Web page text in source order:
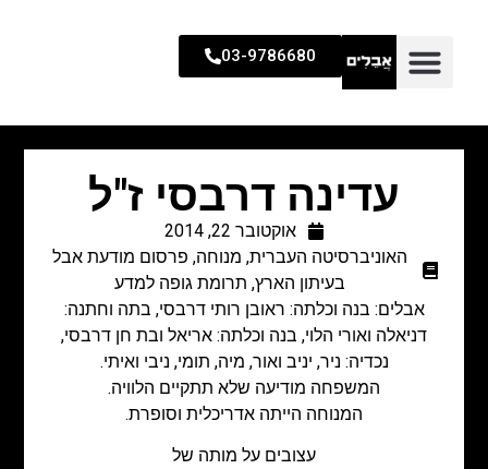
03-9786680
עדינה דרבסי ז"ל
אוקטובר 22, 2014
האוניברסיטה העברית, מנוחה, פרסום מודעת אבל
בעיתון הארץ, תרומת גופה למדע
אבלים: בנה וכלתה: ראובן רותי דרבסי, בתה וחתנה:
דניאלה ואורי הלוי, בנה וכלתה: אריאל ובת חן דרבסי,
נכדיה: ניר, יניב ואור, מיה, תומי, ניבי ואיתי.
המשפחה מודיעה שלא תתקיים הלוויה.
המנוחה הייתה אדריכלית וסופרת.
עצובים על מותה של